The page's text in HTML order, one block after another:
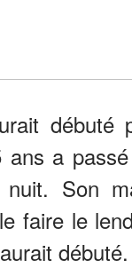
débuté
a
Son
faire le
débuté.